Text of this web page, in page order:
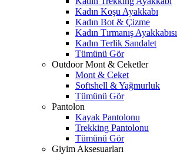
Kadın Koşu Ayakkabı
Kadın Bot & Çizme
Kadın Tırmanış Ayakkabısı
Kadın Terlik Sandalet
Tümünü Gör
Outdoor Mont & Ceketler
Mont & Ceket
Softshell & Yağmurluk
Tümünü Gör
Pantolon
Kayak Pantolonu
Trekking Pantolonu
Tümünü Gör
Giyim Aksesuarları